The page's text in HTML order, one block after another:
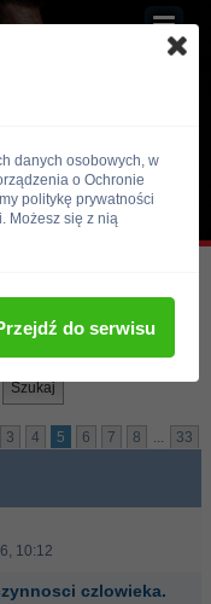
3 4 5 6 7 8 ... 33
10:12
czlowieka.
danych osobowych, w
o Ochronie
politykę prywatności
Możesz się z nią
do serwisu